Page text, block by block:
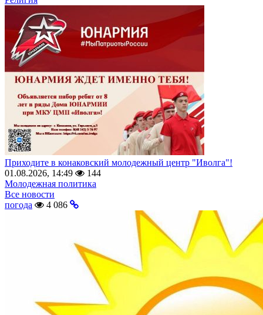
Приходите в конаковский молодежный центр "Иволга"!
01.08.2026, 14:49
144
Молодежная политика
Все новости
погода
4 086